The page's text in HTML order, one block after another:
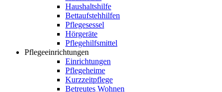
Haushaltshilfe
Bettaufstehhilfen
Pflegesessel
Hörgeräte
Pflegehilfsmittel
Pflegeeinrichtungen
Einrichtungen
Pflegeheime
Kurzzeitpflege
Betreutes Wohnen